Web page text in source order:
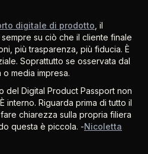
digitale di prodotto , il
su ciò che il cliente finale
più trasparenza, più fiducia. È
Soprattutto se osservata dal
media impresa.
del Digital Product Passport non
interno. Riguarda prima di tutto il
chiarezza sulla propria filiera
questa è piccola. -Nicoletta